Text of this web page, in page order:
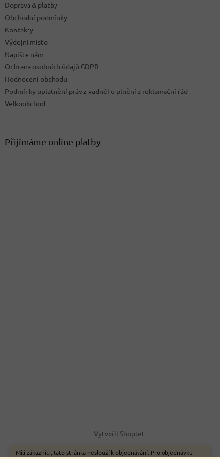
Milí zákazníci, tato stránka neslouží k objednávání. Pro objednávku
Doprava & platby
Obchodní podmínky
Kontakty
Výdejní místo
Napište nám
Ochrana osobních údajů GDPR
Hodnocení obchodu
Podmínky uplatnění práv z vadného plnění a reklamační řád
Velkoobchod
Přijímáme online platby
Vytvořil Shoptet